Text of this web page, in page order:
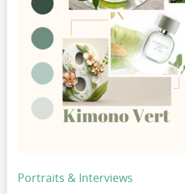
Portraits & Interviews